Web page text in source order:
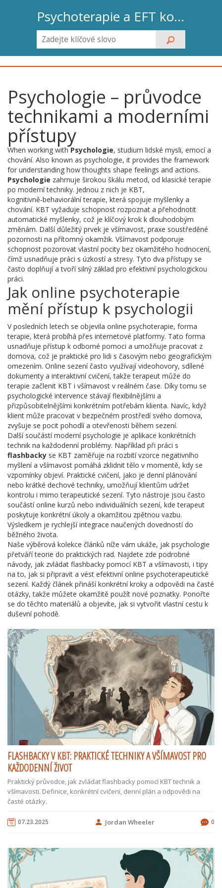
Psychoterapie a EFT koučink
Psychologie – průvodce
technikami a moderními
přístupy
When working withPsychologie, studium lidské mysli, emocí a
chování. Also known as psychologie, it provides the framework
for understanding how thoughts shape feelings and actions.
Psychologie zahrnuje širokou škálu metod, od klasické terapie
po moderní techniky. Jednou z nich je KBT,
kognitivně‑behaviorální terapie, která spojuje myšlenky a
chování. KBT vyžaduje schopnost rozpoznat a přehodnotit
automatické myšlenky, což je klíčový krok k dlouhodobým
změnám. Další důležitý prvek je všímavost, praxe soustředěné
pozornosti na přítomný okamžik. Všímavost podporuje
schopnost pozorovat vlastní pocity bez okamžitého hodnocení,
čímž usnadňuje práci s úzkostí a stresy. Tyto dva přístupy se
často doplňují a tvoří silný základ pro efektivní psychologickou
práci.
Jak online psychoterapie
mění přístup k psychologii
V posledních letech se objevila online psychoterapie, forma
terapie, která probíhá přes internetové platformy. Tato forma
usnadňuje přístup k odborné pomoci a umožňuje pracovat z
domova, což je praktické pro lidi s časovým nebo geografickým
omezením. Online sezení často využívají videohovory, sdílené
dokumenty a interaktivní cvičení, takže terapeut může do
terapie začlenit KBT i všímavost v reálném čase. Díky tomu se
psychologické intervence stávají flexibilnějšími a
přizpůsobitelnějšími konkrétním potřebám klienta. Navíc, když
klient může pracovat v bezpečném prostředí svého domova,
zvyšuje se pocit pohodlí a otevřenosti během sezení.
Další součástí moderní psychologie je aplikace konkrétních
technik na každodenní problémy. Například při práci s
flashbacky se KBT zaměřuje na rozbití vzorce negativního
myšlení a všímavost pomáhá zklidnit tělo v momentě, kdy se
vzpomínky objeví. Praktické cvičení, jako je denní plánování
nebo krátké dechové techniky, umožňují klientům udržet
kontrolu i mimo terapeutické sezení. Tyto nástroje jsou často
součástí online kurzů nebo individuálních sezení, kde terapeut
poskytuje konkrétní úkoly a okamžitou zpětnou vazbu.
Výsledkem je rychlejší integrace naučených dovedností do
běžného života.
Naše výběrová kolekce článků níže vám ukáže, jak psychologie
přetváří teorie do praktických rad. Najdete zde podrobné
návody, jak zvládat flashbacky pomocí KBT a všímavosti, i tipy
na to, jak si připravit a vést efektivní online psychoterapeutické
sezení. Každý článek přináší konkrétní kroky a odpovědi na časté
otázky, takže můžete okamžitě použít nové poznatky. Ponořte
se do těchto materiálů a objevíte, jak si vytvořit vlastní cestu k
duševní pohodě.
FLASHBACKY V KBT: PRAKTICKÉ TECHNIKY A VŠÍMAVOST PRO
KAŽDODENNÍ ŽIVOT
Praktický průvodce, jak zvládat flashbacky pomocí KBT technik a
všímavosti. Definice, konkrétní cvičení, denní plán a odpovědi na
časté otázky.
07.23.2025 Jordan Wheeler 0